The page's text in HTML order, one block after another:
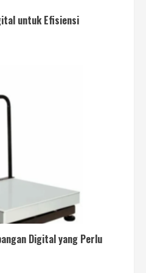
untuk Efisiensi
Digital yang Perlu